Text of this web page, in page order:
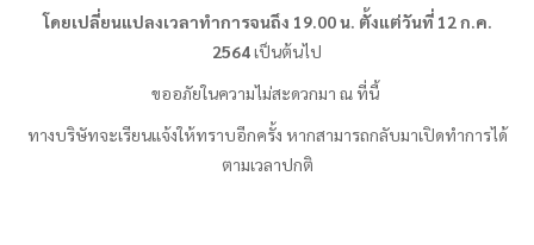
โดยเปลี่ยนแปลงเวลาทำการจนถึง 19.00น. ตั้งแต่วันที่ 12ก.ค.
2564เป็นต้นไป
ขออภัยในความไม่สะดวกมา ณ ที่นี้
ทางบริษัทจะเรียนแจ้งให้ทราบอีกครั้ง หากสามารถกลับมาเปิดทำการได้
ตามเวลาปกติ